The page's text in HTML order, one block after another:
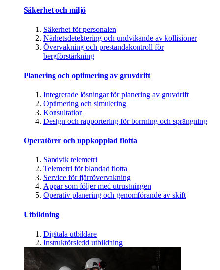
Säkerhet och miljö
Säkerhet för personalen
Närhetsdetektering och undvikande av kollisioner
Övervakning och prestandakontroll för
bergförstärkning
Planering och optimering av gruvdrift
Integrerade lösningar för planering av gruvdrift
Optimering och simulering
Konsultation
Design och rapportering för borrning och sprängning
Operatörer och uppkopplad flotta
Sandvik telemetri
Telemetri för blandad flotta
Service för fjärrövervakning
Appar som följer med utrustningen
Operativ planering och genomförande av skift
Utbildning
Digitala utbildare
Instruktörsledd utbildning